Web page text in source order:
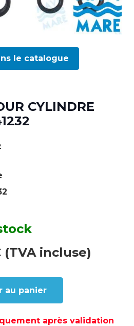
le catalogue
CYLINDRE
(TVA incluse)
au panier
après validation